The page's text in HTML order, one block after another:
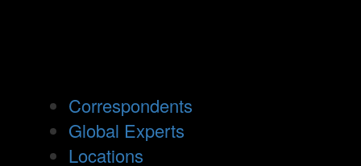
Correspondents
Global Experts
Locations